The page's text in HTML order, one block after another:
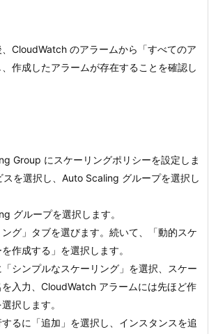
CloudWatch のアラームから「すべてのア
作成したアラームが存在することを確認し
Group にスケーリングポリシーを設定しま
スを選択し、Auto Scaling グループを選択し
グループを選択します。
ング」タブを選びます。続いて、「動的スケ
作成する」を選択します。
シンプルなスケーリング」を選択、スケー
を入力、CloudWatch アラームには先ほど作
択します。
るに「追加」を選択し、インスタンスを追